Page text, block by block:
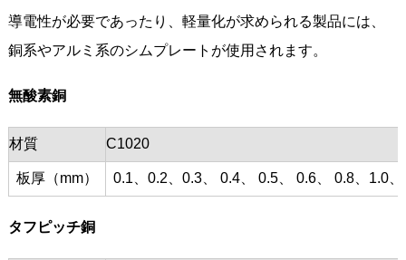
導電性が必要であったり、軽量化が求められる製品には、
銅系やアルミ系のシムプレートが使用されます。
無酸素銅
材質 C1020
板厚（mm） 0.1、0.2、0.3、 0.4、 0.5、 0.6、 0.8、1.0
タフピッチ銅